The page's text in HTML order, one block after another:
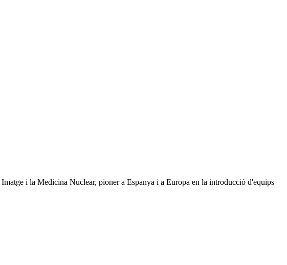
i la Medicina Nuclear, pioner a Espanya i a Europa en la introducció d'equips